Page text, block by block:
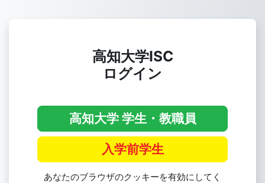
高知大学ISC
ログイン
高知大学 学生・教職員
入学前学生
あなたのブラウザのクッキーを有効にしてく